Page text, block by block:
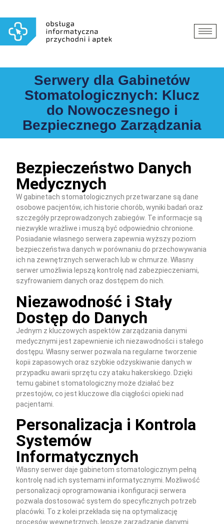
Serwery dla Gabinetów
Stomatologicznych: Klucz
do Nowoczesnego i
Bezpiecznego Zarządzania
Bezpieczeństwo Danych
Medycznych
W gabinetach stomatologicznych przetwarzane są dane
osobowe pacjentów, ich historie chorób, wyniki badań oraz
szczegóły przeprowadzonych zabiegów. Te informacje są
niezwykle wrażliwe i muszą być odpowiednio chronione.
Posiadanie własnego serwera zapewnia wyższy poziom
bezpieczeństwa danych w porównaniu do przechowywania
ich na zewnętrznych serwerach lub w chmurze. Własny
serwer umożliwia lepszą kontrolę nad zabezpieczeniami,
szyfrowaniem danych oraz dostępem do nich.
Niezawodność i Stały
Dostęp do Danych
Jednym z kluczowych aspektów zarządzania danymi
medycznymi jest zapewnienie ich niezawodności i stałego
dostępu. Własny serwer pozwala na regularne tworzenie
kopii zapasowych oraz szybkie odzyskiwanie danych w
przypadku awarii sprzętu czy ataku hakerskiego. Dzięki
temu gabinet stomatologiczny może działać bez
przestojów, co jest kluczowe dla ciągłości opieki nad
pacjentami.
Personalizacja i Kontrola
Systemów
Informatycznych
Własny serwer daje gabinetom stomatologicznym pełną
kontrolę nad ich systemami informatycznymi. Możliwość
personalizacji oprogramowania i konfiguracji serwera
pozwala dostosować system do specyficznych potrzeb
placówki. To z kolei przekłada się na optymalizację
procesów wewnętrznych, lepsze zarządzanie danymi